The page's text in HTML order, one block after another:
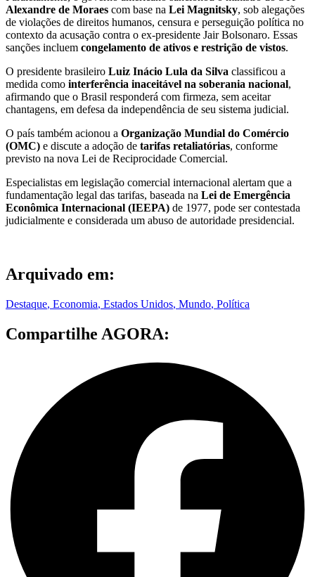
Alexandre de Moraes com base na Lei Magnitsky, sob alegações
de violações de direitos humanos, censura e perseguição política no
contexto da acusação contra o ex-presidente Jair Bolsonaro. Essas
sanções incluem congelamento de ativos e restrição de vistos.
O presidente brasileiro Luiz Inácio Lula da Silva classificou a
medida como interferência inaceitável na soberania nacional,
afirmando que o Brasil responderá com firmeza, sem aceitar
chantagens, em defesa da independência de seu sistema judicial.
O país também acionou a Organização Mundial do Comércio
(OMC) e discute a adoção de tarifas retaliatórias, conforme
previsto na nova Lei de Reciprocidade Comercial.
Especialistas em legislação comercial internacional alertam que a
fundamentação legal das tarifas, baseada na Lei de Emergência
Econômica Internacional (IEEPA) de 1977, pode ser contestada
judicialmente e considerada um abuso de autoridade presidencial.
Arquivado em:
Destaque, Economia, Estados Unidos, Mundo, Política
Compartilhe AGORA: